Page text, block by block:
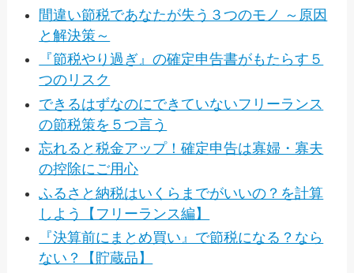
間違い節税であなたが失う３つのモノ ～原因
と解決策～
『節税やり過ぎ』の確定申告書がもたらす５
つのリスク
できるはずなのにできていないフリーランス
の節税策を５つ言う
忘れると税金アップ！確定申告は寡婦・寡夫
の控除にご用心
ふるさと納税はいくらまでがいいの？を計算
しよう【フリーランス編】
『決算前にまとめ買い』で節税になる？なら
ない？【貯蔵品】